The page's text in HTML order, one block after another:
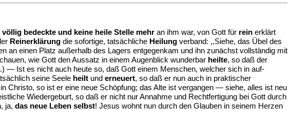
völlig bedeckte und keine heile Stelle mehr an ihm war, von Gott für rein erklärt
Reinerklärung die sofortige, tatsächliche Heilung verband: ,,Siehe, das Übel des
an einen Platz außerhalb des Lagers entgegenkam und ihn zunächst vollständig mit
wie Gott den Aussatz in einem Augenblick wunderbar heilte, so daß der
— Ist es nicht auch heute so, daß Gott einem Menschen, welcher sich in auf-
seine Seele heilt und erneuert, so daß er nun auch in praktischer
Christo, so ist er eine neue Schöpfung; das Alte ist vergangen — siehe, alles ist neu
Wiedergeburt, so daß er nicht nur Annahme und Rechtfertigung bei Gott durch
ja, das neue Leben selbst! Jesus wohnt nun durch den Glauben in seinem Herzen